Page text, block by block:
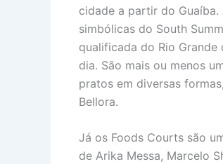
cidade a partir do
simbólicas do South
qualificada do Rio
dia. São mais ou menos
pratos em diversas
Bellora.
Já os Foods Courts são
de Arika Messa, Marcelo